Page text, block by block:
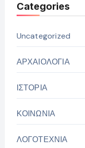
Categories
Uncategorized
ΑΡΧΑΙΟΛΟΓΙΑ
ΙΣΤΟΡΙΑ
ΚΟΙΝΩΝΙΑ
ΛΟΓΟΤΕΧΝΙΑ